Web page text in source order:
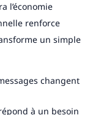
l’économie
renforce
un simple
changent
à un besoin